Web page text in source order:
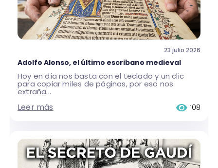
23 julio 2026
Adolfo Alonso, el último escribano medieval
Hoy en día nos basta con el teclado y un clic
para copiar miles de páginas, por eso nos
extraña...
Leer más 108